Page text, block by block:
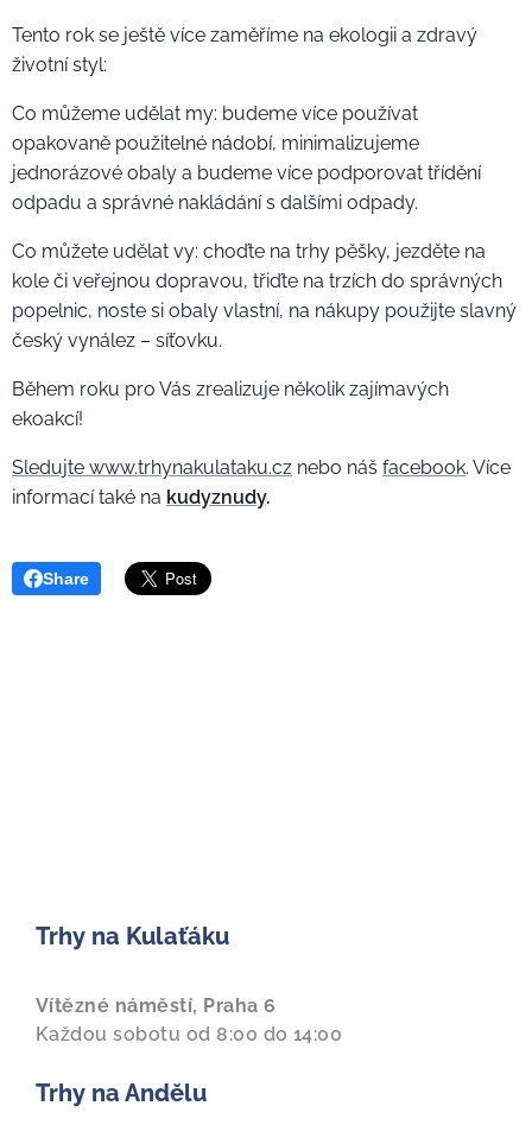
Tento rok se ještě více zaměříme na ekologii a zdravý
životní styl:
Co můžeme udělat my: budeme více používat
opakovaně použitelné nádobí, minimalizujeme
jednorázové obaly a budeme více podporovat třídění
odpadu a správné nakládání s dalšími odpady.
Co můžete udělat vy: choďte na trhy pěšky, jezděte na
kole či veřejnou dopravou, třiďte na trzích do správných
popelnic, noste si obaly vlastní, na nákupy použijte slavný
český vynález – síťovku.
Během roku pro Vás zrealizuje několik zajímavých
ekoakcí!
Sledujte www.trhynakulataku.cz nebo náš facebook. Více
informací také na kudyznudy.
Share
Trhy na Kulaťáku
Vítězné náměstí, Praha 6
Každou sobotu od 8:00 do 14:00
Trhy na Andělu